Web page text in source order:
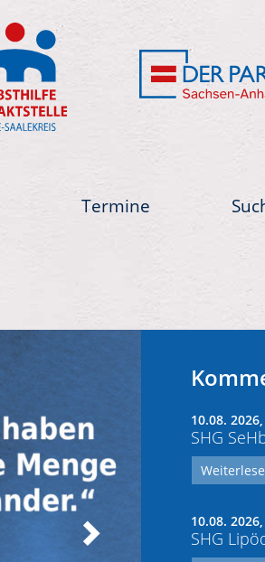
Termine
10.08.
SHG
10.08.
SHG